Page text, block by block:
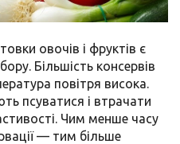
овочів і фруктів є
Більшість консервів
повітря висока.
псуватися і втрачати
Чим менше часу
— тим більше